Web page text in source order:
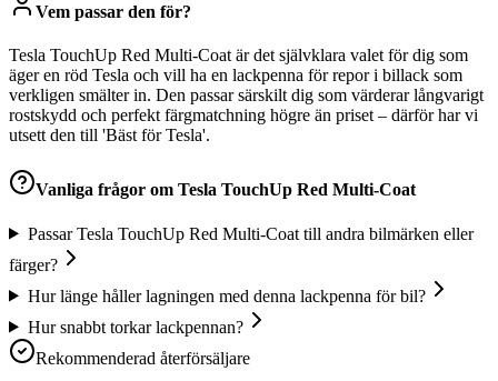
Vem passar den för?
Tesla TouchUp Red Multi-Coat är det självklara valet för dig som
äger en röd Tesla och vill ha en lackpenna för repor i billack som
verkligen smälter in. Den passar särskilt dig som värderar långvarigt
rostskydd och perfekt färgmatchning högre än priset – därför har vi
utsett den till 'Bäst för Tesla'.
Vanliga frågor om Tesla TouchUp Red Multi-Coat
Passar Tesla TouchUp Red Multi-Coat till andra bilmärken eller
färger?
Hur länge håller lagningen med denna lackpenna för bil?
Hur snabbt torkar lackpennan?
Rekommenderad återförsäljare